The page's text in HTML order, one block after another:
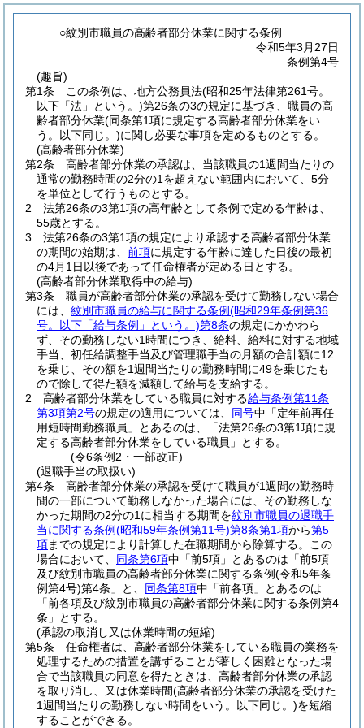
○紋別市職員の高齢者部分休業に関する条例
令和5年3月27日
条例第4号
(趣旨)
第1条
この条例は、地方公務員法(昭和25年法律第261号。
以下「法」という。)第26条の3の規定に基づき、職員の高
齢者部分休業(同条第1項に規定する高齢者部分休業をい
う。以下同じ。)に関し必要な事項を定めるものとする。
(高齢者部分休業)
第2条
高齢者部分休業の承認は、当該職員の1週間当たりの
通常の勤務時間の2分の1を超えない範囲内において、5分
を単位として行うものとする。
2
法第26条の3第1項の高年齢として条例で定める年齢は、
55歳とする。
3
法第26条の3第1項の規定により承認する高齢者部分休業
の期間の始期は、 前項に規定する年齢に達した日後の最初
の4月1日以後であって任命権者が定める日とする。
(高齢者部分休業取得中の給与)
第3条
職員が高齢者部分休業の承認を受けて勤務しない場合
には、 紋別市職員の給与に関する条例(昭和29年条例第36
号。以下「給与条例」という。)第8条の規定にかかわら
ず、その勤務しない1時間につき、給料、給料に対する地域
手当、初任給調整手当及び管理職手当の月額の合計額に12
を乗じ、その額を1週間当たりの勤務時間に49を乗じたも
ので除して得た額を減額して給与を支給する。
2
高齢者部分休業をしている職員に対する給与条例第11条
第3項第2号の規定の適用については、 同号中「定年前再任
用短時間勤務職員」とあるのは、「法第26条の3第1項に規
定する高齢者部分休業をしている職員」とする。
(令6条例2・一部改正)
(退職手当の取扱い)
第4条
高齢者部分休業の承認を受けて職員が1週間の勤務時
間の一部について勤務しなかった場合には、その勤務しな
かった期間の2分の1に相当する期間を紋別市職員の退職手
当に関する条例(昭和59年条例第11号)第8条第1項から第5
項までの規定により計算した在職期間から除算する。
この
場合において、 同条第6項中「前5項」とあるのは「前5項
及び紋別市職員の高齢者部分休業に関する条例(令和5年条
例第4号)第4条」と、 同条第8項中「前各項」とあるのは
「前各項及び紋別市職員の高齢者部分休業に関する条例第4
条」とする。
(承認の取消し又は休業時間の短縮)
第5条
任命権者は、高齢者部分休業をしている職員の業務を
処理するための措置を講ずることが著しく困難となった場
合で当該職員の同意を得たときは、高齢者部分休業の承認
を取り消し、又は休業時間(高齢者部分休業の承認を受けた
1週間当たりの勤務しない時間をいう。以下同じ。)を短縮
することができる。